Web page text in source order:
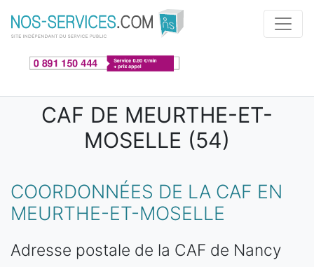
Aller au contenu principal
CAF DE MEURTHE-ET-
MOSELLE (54)
COORDONNÉES DE LA CAF EN
MEURTHE-ET-MOSELLE
Adresse postale de la CAF de Nancy